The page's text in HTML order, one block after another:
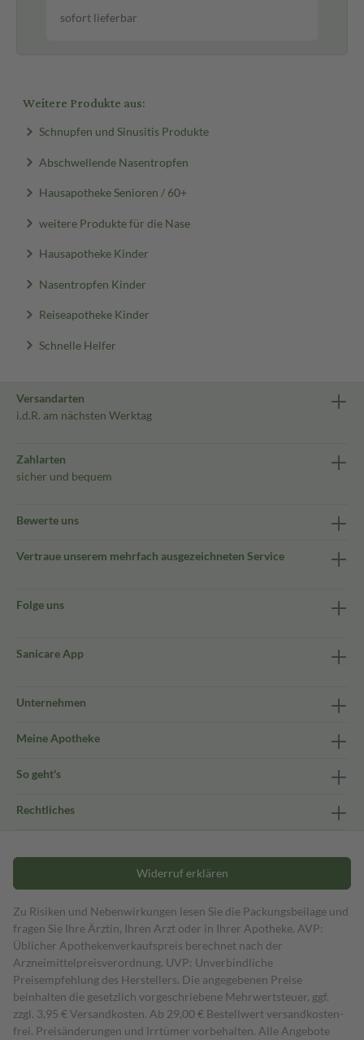
sofort lieferbar
Weitere Produkte aus:
Schnupfen und Sinusitis Produkte
Abschwellende Nasentropfen
Hausapotheke Senioren / 60+
weitere Produkte für die Nase
Hausapotheke Kinder
Nasentropfen Kinder
Reiseapotheke Kinder
Schnelle Helfer
Versandarten
i.d.R. am nächsten Werktag
Zahlarten
sicher und bequem
Bewerte uns
Vertraue unserem mehrfach ausgezeichneten Service
Folge uns
Sanicare App
Unternehmen
Meine Apotheke
So geht's
Rechtliches
Widerruf erklären
Zu Risiken und Nebenwirkungen lesen Sie die Packungsbeilage und
fragen Sie Ihre Ärztin, Ihren Arzt oder in Ihrer Apotheke. AVP:
Üblicher Apothekenverkaufspreis berechnet nach der
Arzneimittelpreisverordnung. UVP: Unverbindliche
Preisempfehlung des Herstellers. Die angegebenen Preise
beinhalten die gesetzlich vorgeschriebene Mehrwertsteuer, ggf.
zzgl. 3,95 € Versandkosten. Ab 29,00 € Bestell­wert versand­kosten­
frei. Preisänderungen und Irrtümer vorbehalten. Alle Angebote